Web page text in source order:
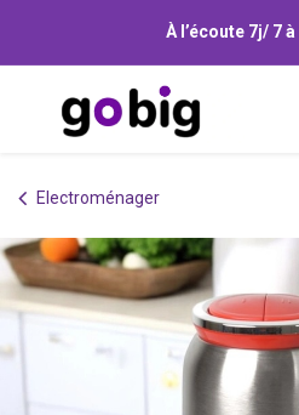
À l’écoute 7j/ 7 à
Electroménager